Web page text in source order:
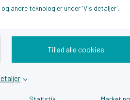
andre teknologier under 'Vis detaljer'.
Tillad alle cookies
Nyttige links